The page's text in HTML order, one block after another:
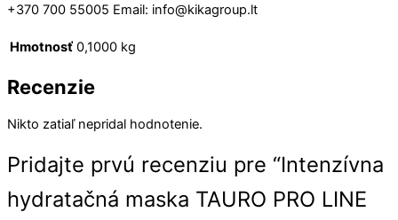
+370 700 55005 Email: info@kikagroup.lt
Hmotnosť 0,1000 kg
Recenzie
Nikto zatiaľ nepridal hodnotenie.
Pridajte prvú recenziu pre “Intenzívna
hydratačná maska TAURO PRO LINE